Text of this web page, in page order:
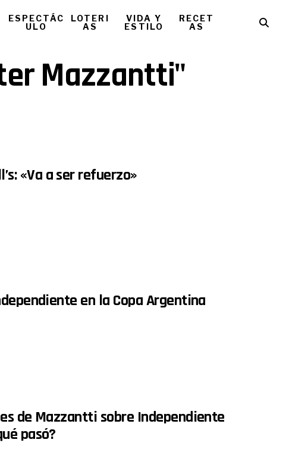
ESPECTÁC
ULO
LOTERI
AS
VIDA Y
ESTILO
RECET
AS
Mazzantti"
«Va a ser refuerzo»
en la Copa Argentina
de Mazzantti sobre Independiente
pasó?